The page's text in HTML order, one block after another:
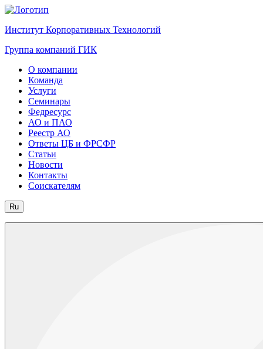
Институт Корпоративных Технологий
Группа компаний ГИК
О компании
Команда
Услуги
Семинары
Федресурс
АО и ПАО
Реестр АО
Ответы ЦБ и ФРСФР
Статьи
Новости
Контакты
Соискателям
Ru